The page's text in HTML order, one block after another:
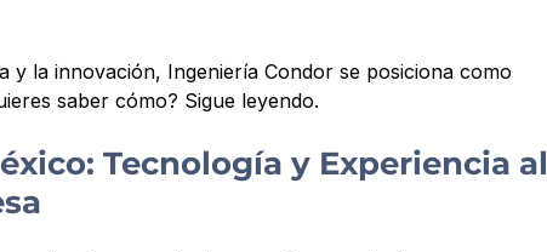
y la innovación, Ingeniería Condor se posiciona como
saber cómo? Sigue leyendo.
Tecnología y Experiencia al